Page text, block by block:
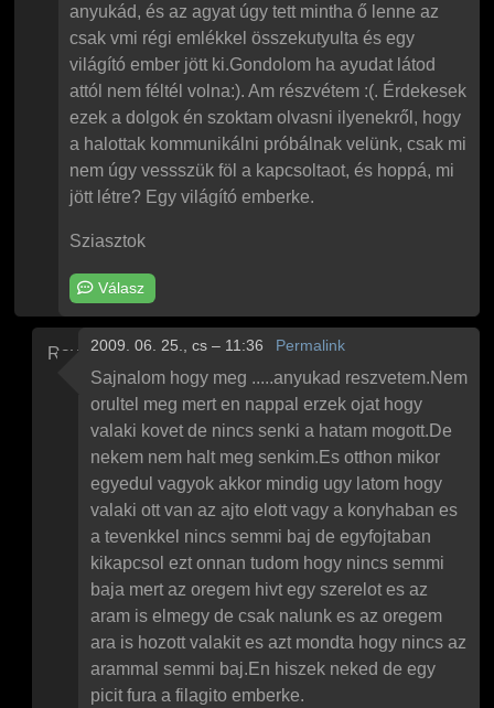
anyukád, és az agyat úgy tett mintha ő lenne az
csak vmi régi emlékkel összekutyulta és egy
világító ember jött ki.Gondolom ha ayudat látod
attól nem féltél volna:). Am részvétem :(. Érdekesek
ezek a dolgok én szoktam olvasni ilyenekről, hogy
a halottak kommunikálni próbálnak velünk, csak mi
nem úgy vessszük föl a kapcsoltaot, és hoppá, mi
jött létre? Egy világító emberke.
Sziasztok
Válasz
Raymond
VálaszPaul Őrületüzenetére
2009. 06. 25., cs – 11:36 Permalink
Sajnalom hogy meg .....anyukad reszvetem.Nem
orultel meg mert en nappal erzek ojat hogy
valaki kovet de nincs senki a hatam mogott.De
nekem nem halt meg senkim.Es otthon mikor
egyedul vagyok akkor mindig ugy latom hogy
valaki ott van az ajto elott vagy a konyhaban es
a tevenkkel nincs semmi baj de egyfojtaban
kikapcsol ezt onnan tudom hogy nincs semmi
baja mert az oregem hivt egy szerelot es az
aram is elmegy de csak nalunk es az oregem
ara is hozott valakit es azt mondta hogy nincs az
arammal semmi baj.En hiszek neked de egy
picit fura a filagito emberke.